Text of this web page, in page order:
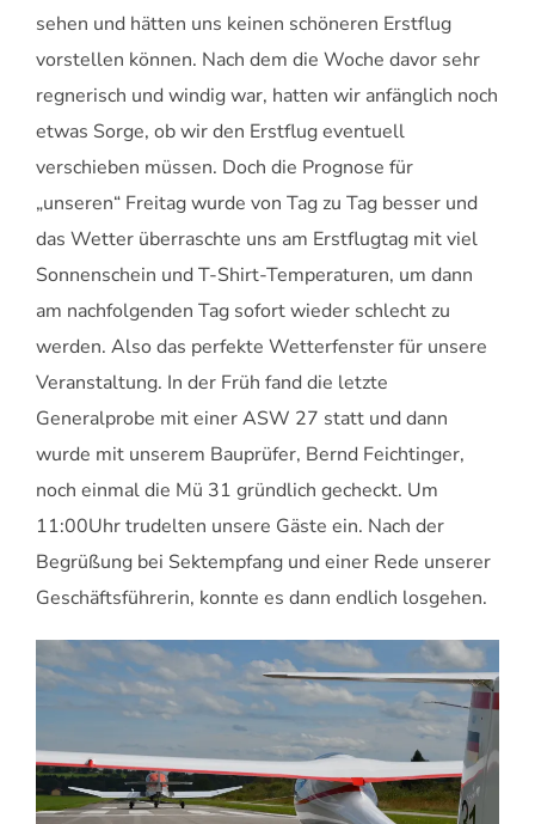
sehen und hätten uns keinen schöneren Erstflug
vorstellen können. Nach dem die Woche davor sehr
regnerisch und windig war, hatten wir anfänglich noch
etwas Sorge, ob wir den Erstflug eventuell
verschieben müssen. Doch die Prognose für
„unseren“ Freitag wurde von Tag zu Tag besser und
das Wetter überraschte uns am Erstflugtag mit viel
Sonnenschein und T-Shirt-Temperaturen, um dann
am nachfolgenden Tag sofort wieder schlecht zu
werden. Also das perfekte Wetterfenster für unsere
Veranstaltung. In der Früh fand die letzte
Generalprobe mit einer ASW 27 statt und dann
wurde mit unserem Bauprüfer, Bernd Feichtinger,
noch einmal die Mü 31 gründlich gecheckt. Um
11:00Uhr trudelten unsere Gäste ein. Nach der
Begrüßung bei Sektempfang und einer Rede unserer
Geschäftsführerin, konnte es dann endlich losgehen.